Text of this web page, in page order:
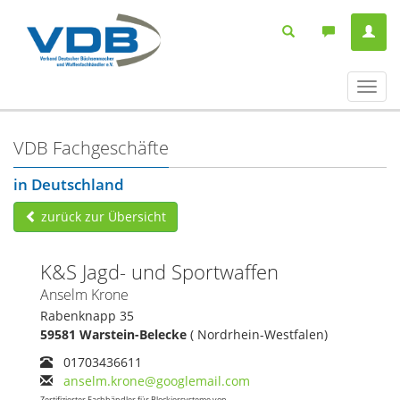
ein-/
VDB Fachgeschäfte
in Deutschland
zurück zur Übersicht
K&S Jagd- und Sportwaffen
Anselm Krone
Rabenknapp 35
59581 Warstein-Belecke ( Nordrhein-Westfalen)
01703436611
anselm.krone@googlemail.com